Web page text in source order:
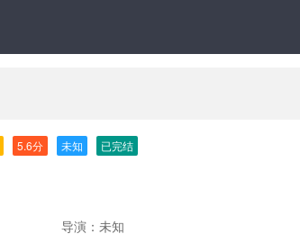
5.6分 未知 已完结
导演： 未知